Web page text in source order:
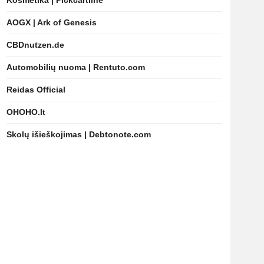
AOGX | Ark of Genesis
CBDnutzen.de
Automobilių nuoma | Rentuto.com
Reidas Official
OHOHO.lt
Skolų išieškojimas | Debtonote.com